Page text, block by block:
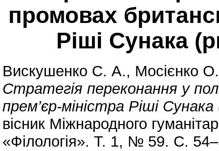
промовах
Ріші Сунака
Вискушенко С. А., Мосієнко
Стратегія переконання у
прем’єр-міністра Ріші
вісник Міжнародного
«Філологія». Т. 1, № 59. С.